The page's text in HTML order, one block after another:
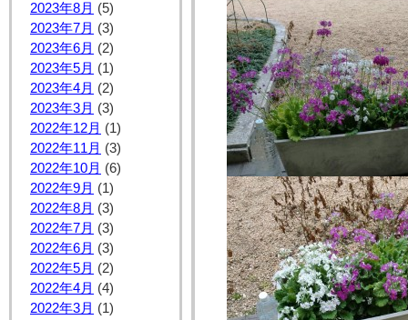
2023年8月 (5)
2023年7月 (3)
2023年6月 (2)
2023年5月 (1)
2023年4月 (2)
2023年3月 (3)
2022年12月 (1)
2022年11月 (3)
2022年10月 (6)
2022年9月 (1)
2022年8月 (3)
2022年7月 (3)
2022年6月 (3)
2022年5月 (2)
2022年4月 (4)
2022年3月 (1)